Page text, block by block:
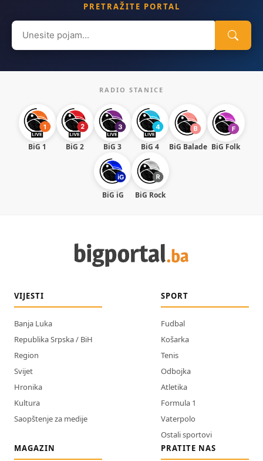
PRETRAŽITE PORTAL
Search
for:
RADIO STANICE
BiG 1 BiG 2 BiG 3 BiG 4 BiG Balade BiG Folk
BiG iG BiG Rock
VIJESTI
Banja Luka
Republika Srpska / BiH
Region
Svijet
Hronika
Kultura
Saopštenje za medije
SPORT
Fudbal
Košarka
Tenis
Odbojka
Atletika
Formula 1
Vaterpolo
Ostali sportovi
MAGAZIN
PRATITE NAS